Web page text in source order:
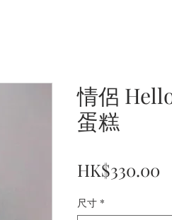
情侶
蛋糕
HK$330.00
尺寸 *